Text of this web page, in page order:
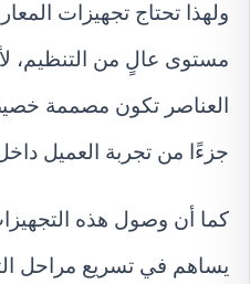
ولهذا تحتاج تجهيزات
مستوى عالٍ من التنظيم،
العناصر تكون مصممة
جزءًا من تجربة العميل
كما أن وصول هذه
يساهم في تسريع مراحل